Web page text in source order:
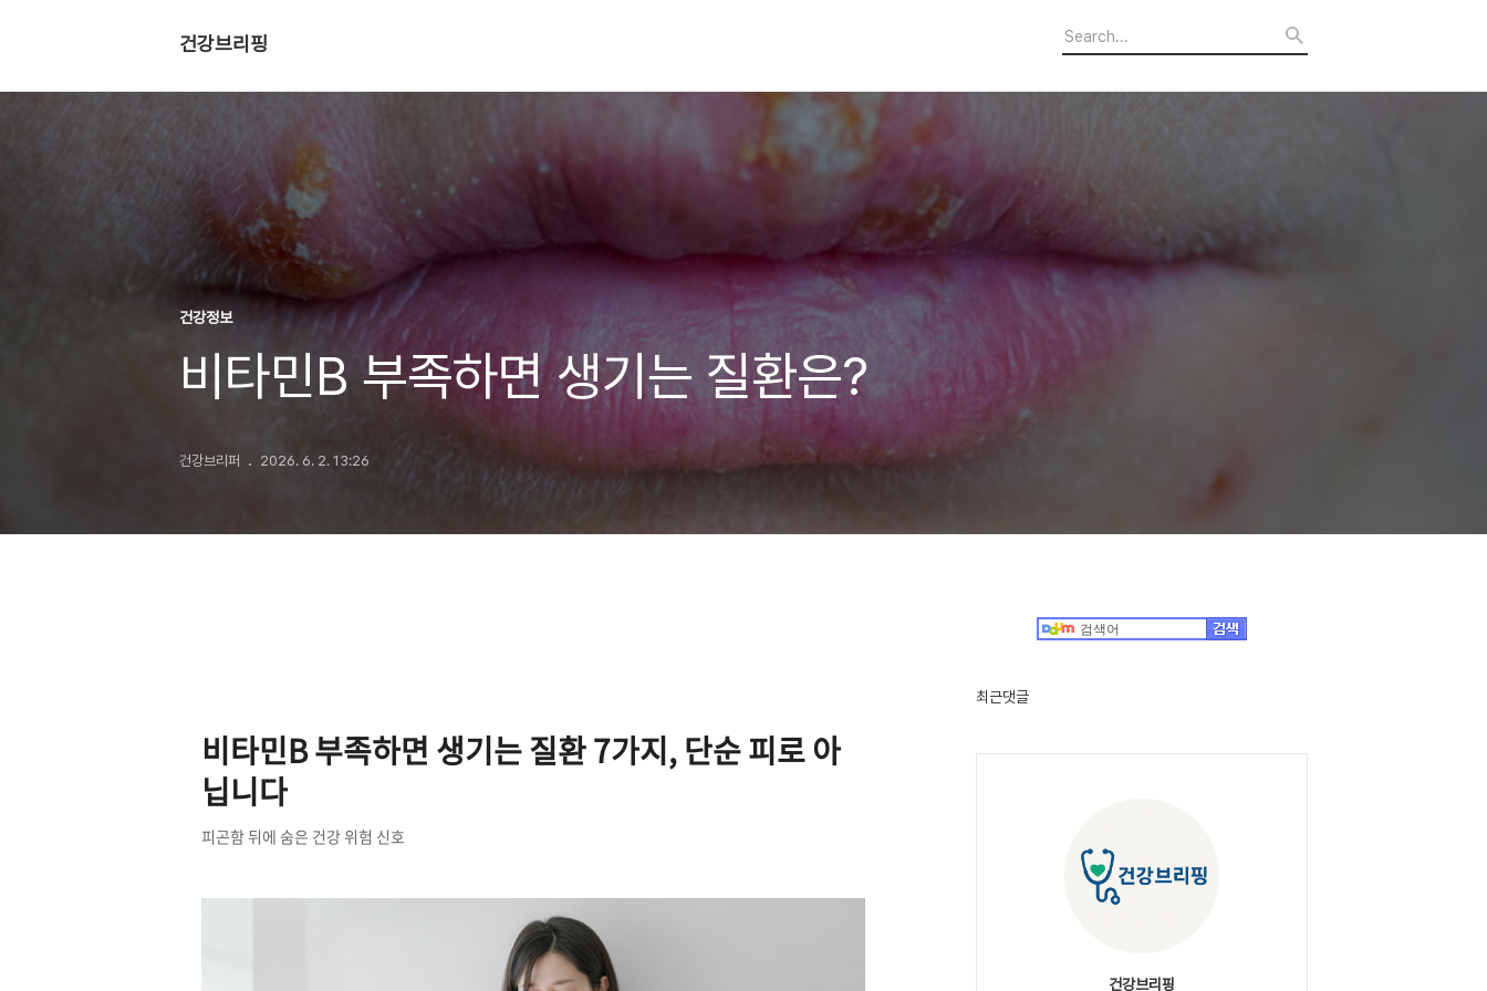
건강브리핑
건강정보
비타민B 부족하면 생기는 질환은?
건강브리퍼 2026. 6. 2. 13:26
비타민B 부족하면 생기는 질환 7가지, 단순 피로 아
닙니다
피곤함 뒤에 숨은 건강 위험 신호
최근댓글
건강브리핑